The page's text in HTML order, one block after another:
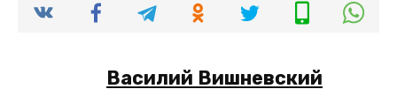
Василий Вишневский